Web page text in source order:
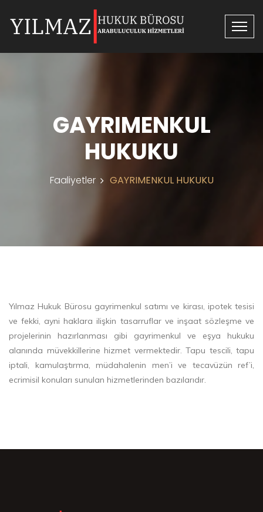
GAYRIMENKUL
HUKUKU
Faaliyetler GAYRIMENKUL HUKUKU
Yılmaz Hukuk Bürosu gayrimenkul satımı ve kirası, ipotek tesisi
ve fekki, ayni haklara ilişkin tasarruflar ve inşaat sözleşme ve
projelerinin hazırlanması gibi gayrimenkul ve eşya hukuku
alanında müvekkillerine hizmet vermektedir. Tapu tescili, tapu
iptali, kamulaştırma, müdahalenin men’i ve tecavüzün ref’i,
ecrimisil konuları sunulan hizmetlerinden bazılarıdır.